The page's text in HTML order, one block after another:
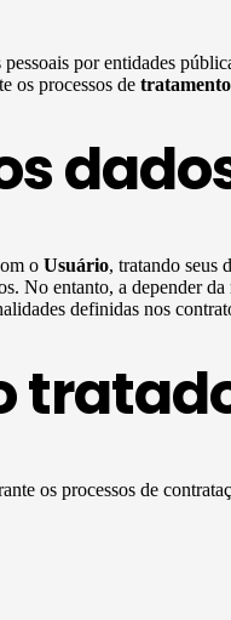
pessoais por entidades
os processos de tratamento
o Usuário, tratando seus
No entanto, a depender da
definidas nos
os processos de